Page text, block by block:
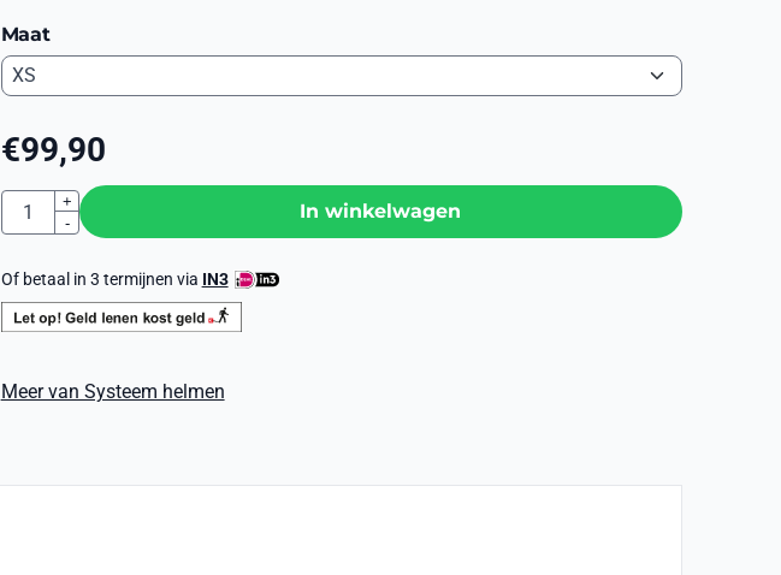
Maat
€99,90
Aantal
+
-
In winkelwagen
Of betaal in 3 termijnen via IN3
Meer van Systeem helmen